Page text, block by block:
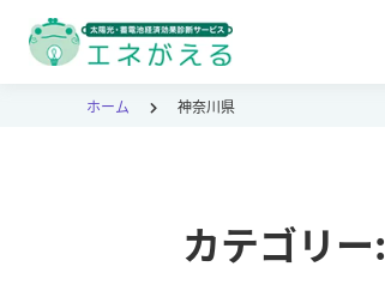
ホーム 神奈川県
カテゴリー: